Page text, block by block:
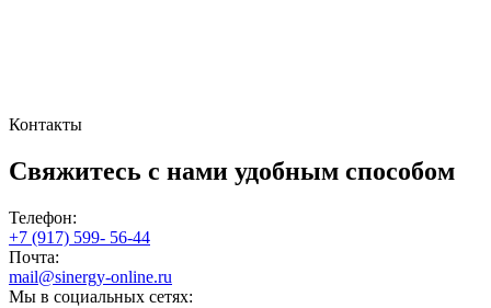
Контакты
Свяжитесь с нами удобным способом
Телефон:
+7 (917) 599- 56-44
Почта:
mail@sinergy-online.ru
Мы в социальных сетях: